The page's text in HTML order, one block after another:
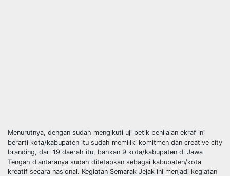
Menurutnya, dengan sudah mengikuti uji petik penilaian ekraf ini
berarti kota/kabupaten itu sudah memiliki komitmen dan creative city
branding, dari 19 daerah itu, bahkan 9 kota/kabupaten di Jawa
Tengah diantaranya sudah ditetapkan sebagai kabupaten/kota
kreatif secara nasional. Kegiatan Semarak Jejak ini menjadi kegiatan